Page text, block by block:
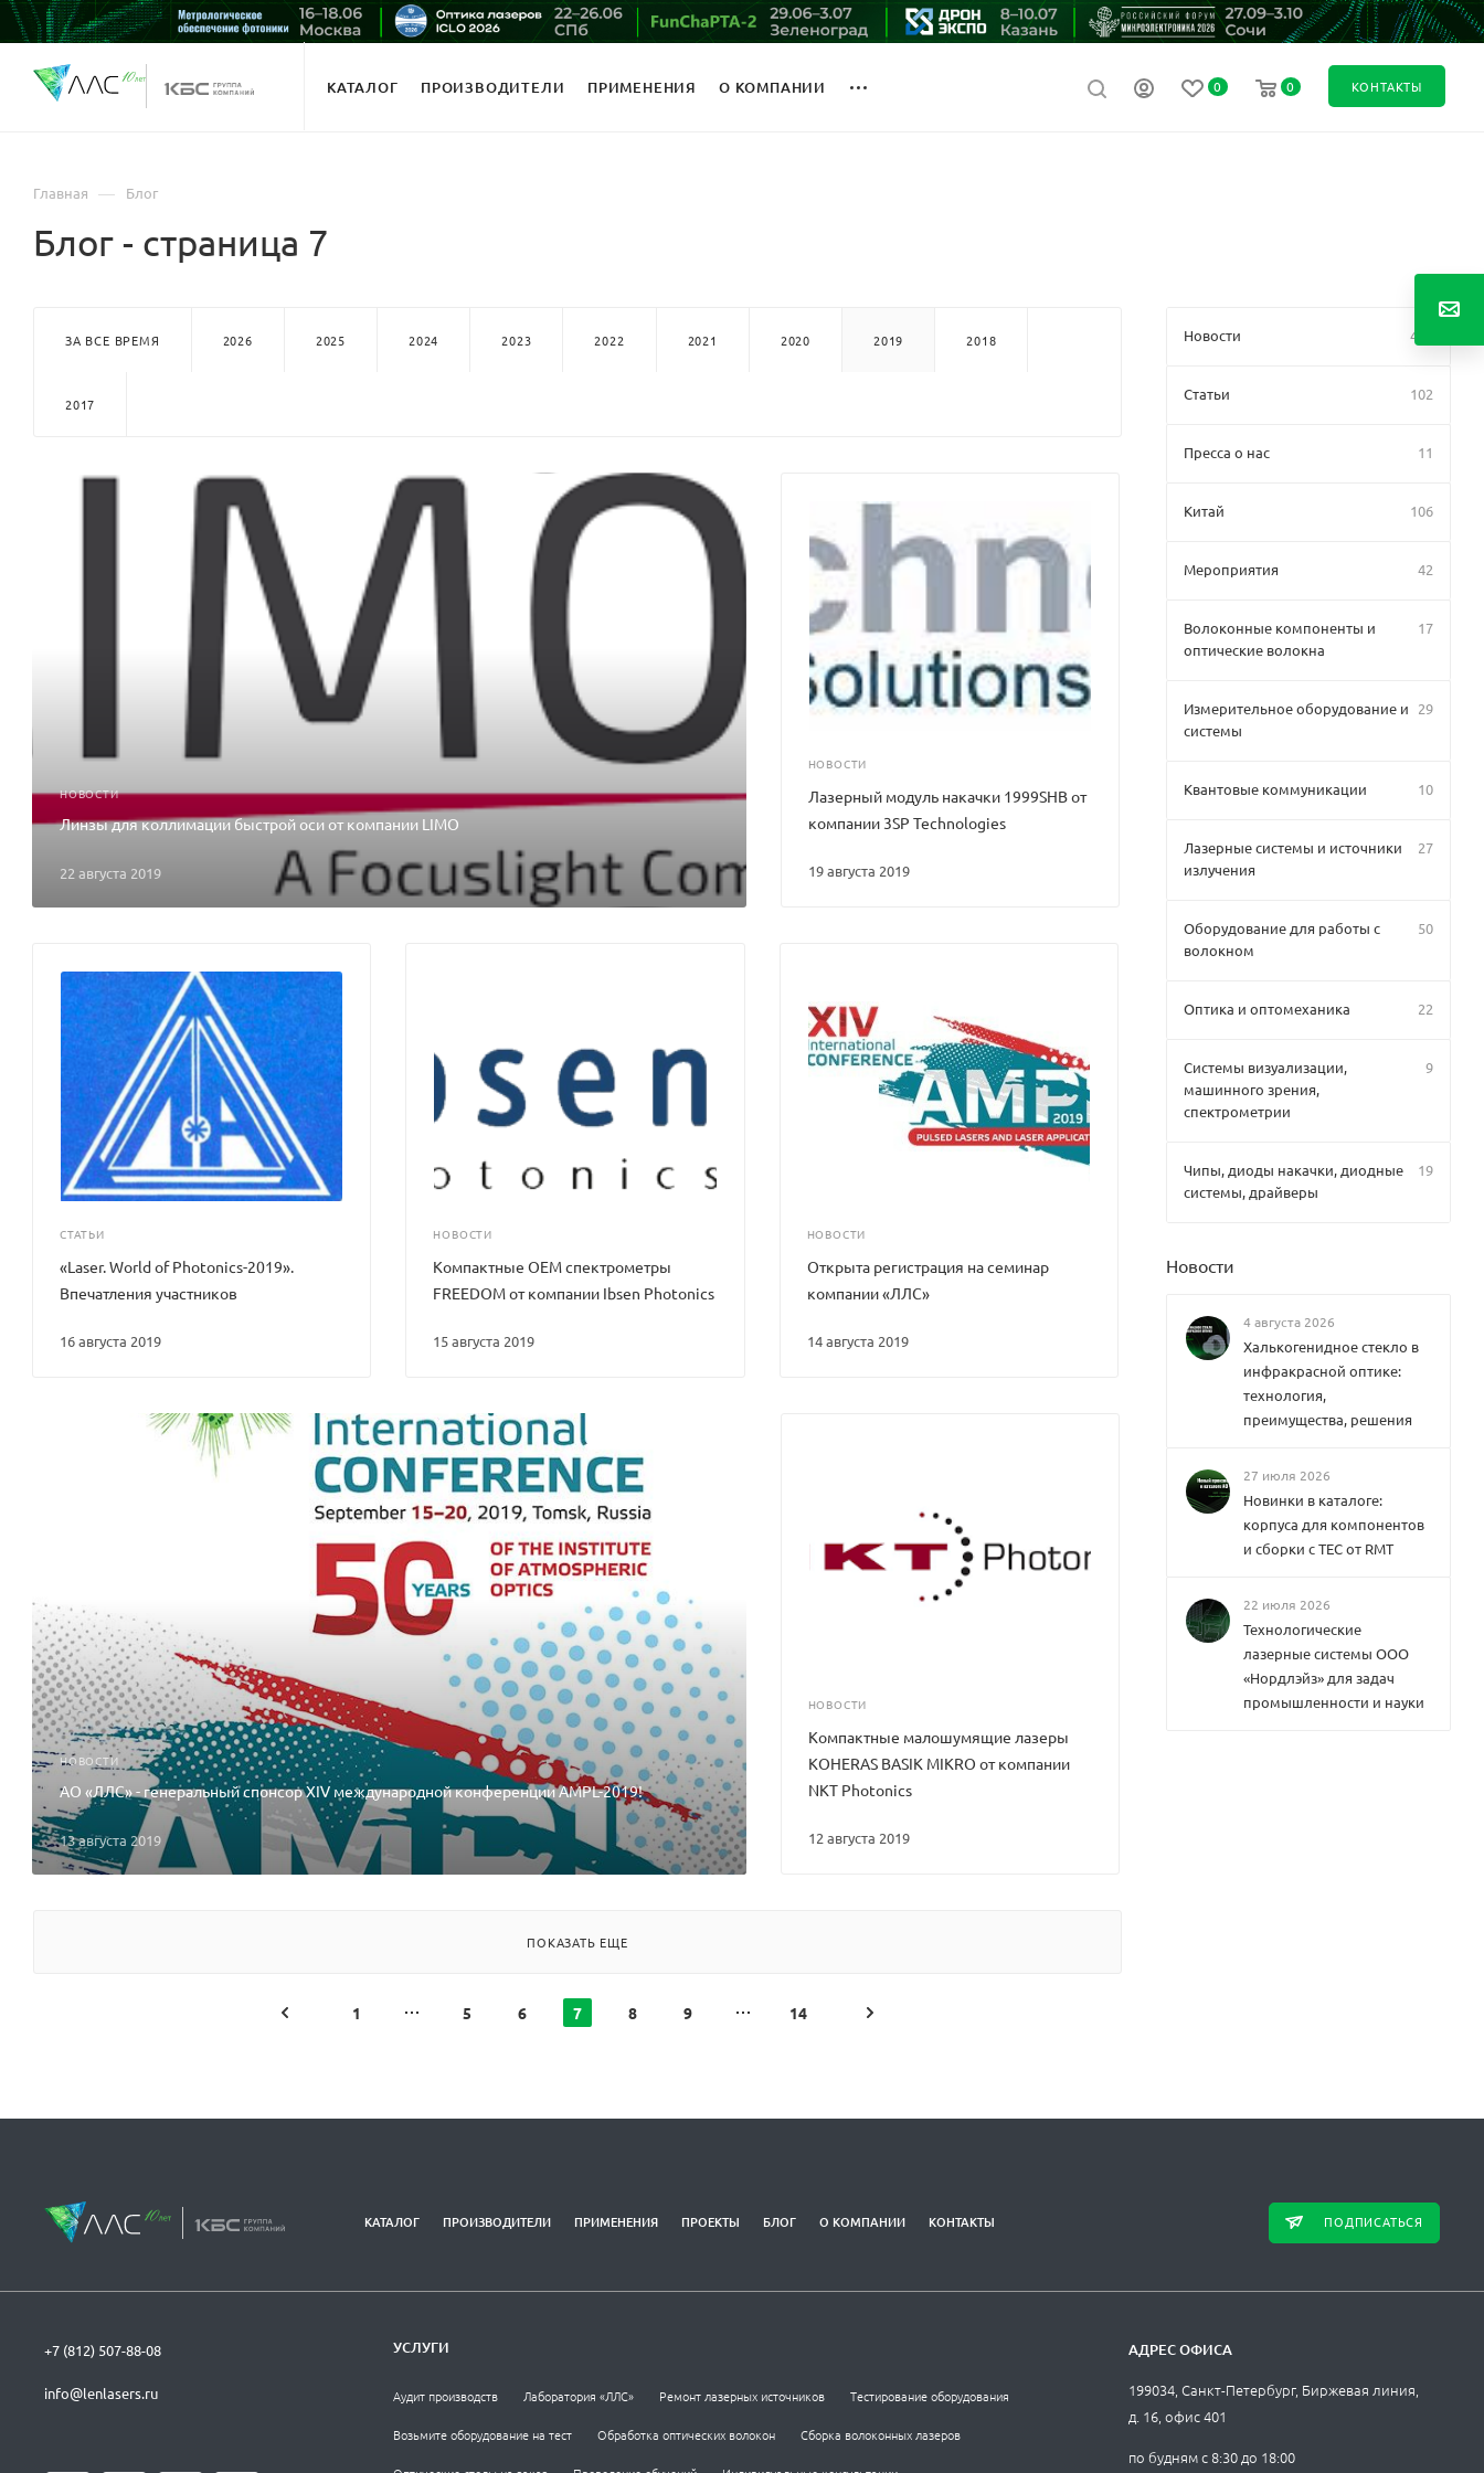
КАТАЛОГ ПРОИЗВОДИТЕЛИ ПРИМЕНЕНИЯ О КОМПАНИИ 0 0 КОНТАКТЫ
Главная — Блог
Блог - страница 7
ЗА ВСЕ ВРЕМЯ 2026 2025 2024 2023 2022 2021 2020 2019 2018
2017
НОВОСТИ
22 августа 2019
Линзы для коллимации быстрой оси от компании LIMO
НОВОСТИ
19 августа 2019
Лазерный модуль накачки 1999SHB от
компании 3SP Technologies
СТАТЬИ
16 августа 2019
«Laser. World of Photonics-2019».
Впечатления участников
НОВОСТИ
15 августа 2019
Компактные OEM спектрометры
FREEDOM от компании Ibsen Photonics
НОВОСТИ
14 августа 2019
Открыта регистрация на семинар
компании «ЛЛС»
НОВОСТИ
13 августа 2019
АО «ЛЛС» - генеральный спонсор XIV международной конференции AMPL-2019!
НОВОСТИ
12 августа 2019
Компактные малошумящие лазеры
KOHERAS BASIK MIKRO от компании
NKT Photonics
ПОКАЗАТЬ ЕЩЕ
1 5 6 7 8 9 14
Новости 448
Статьи 102
Пресса о нас 11
Китай 106
Мероприятия 42
Волоконные компоненты и
оптические волокна
17
Измерительное оборудование и
системы
29
Квантовые коммуникации 10
Лазерные системы и источники
излучения
27
Оборудование для работы с
волокном
50
Оптика и оптомеханика 22
Системы визуализации,
машинного зрения,
спектрометрии
9
Чипы, диоды накачки, диодные
системы, драйверы
19
Новости
4 августа 2026
Халькогенидное стекло в
инфракрасной оптике:
технология,
преимущества, решения
27 июля 2026
Новинки в каталоге:
корпуса для компонентов
и сборки с ТЕС от RMT
22 июля 2026
Технологические
лазерные системы ООО
«Нордлэйз» для задач
промышленности и науки
КАТАЛОГ ПРОИЗВОДИТЕЛИ ПРИМЕНЕНИЯ ПРОЕКТЫ БЛОГ О КОМПАНИИ КОНТАКТЫ ПОДПИСАТЬСЯ
+7 (812) 507-88-08
info@lenlasers.ru
УСЛУГИ
Аудит производств Лаборатория «ЛЛС» Ремонт лазерных источников Тестирование оборудования
Возьмите оборудование на тест Обработка оптических волокон Сборка волоконных лазеров
АДРЕС ОФИСА
199034, Санкт-Петербург, Биржевая линия,
д. 16, офис 401
по будням с 8:30 до 18:00